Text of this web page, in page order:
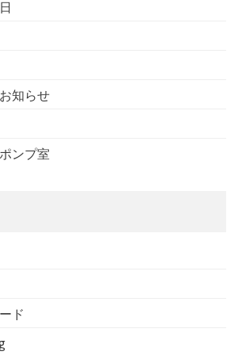
知らせ
ンプ室
ド